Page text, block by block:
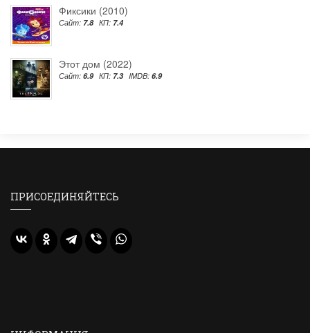
Фиксики (2010)
Сайт: 7.8 КП: 7.4
Этот дом (2022)
Сайт: 6.9 КП: 7.3 IMDB: 6.9
ПРИСОЕДИНЯЙТЕСЬ